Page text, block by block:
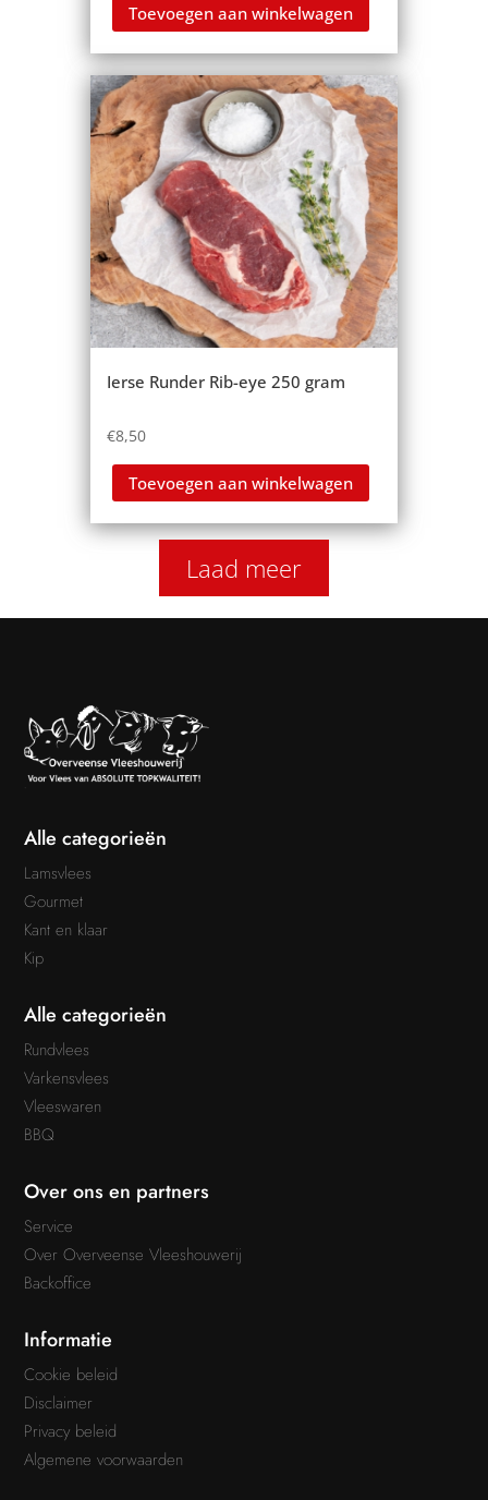
Toevoegen aan winkelwagen
Ierse Runder Rib-eye 250 gram
€8,50
Toevoegen aan winkelwagen
Laad meer
Alle categorieën
Lamsvlees
Gourmet
Kant en klaar
Kip
Alle categorieën
Rundvlees
Varkensvlees
Vleeswaren
BBQ
Over ons en partners
Service
Over Overveense Vleeshouwerij
Backoffice
Informatie
Cookie beleid
Disclaimer
Privacy beleid
Algemene voorwaarden